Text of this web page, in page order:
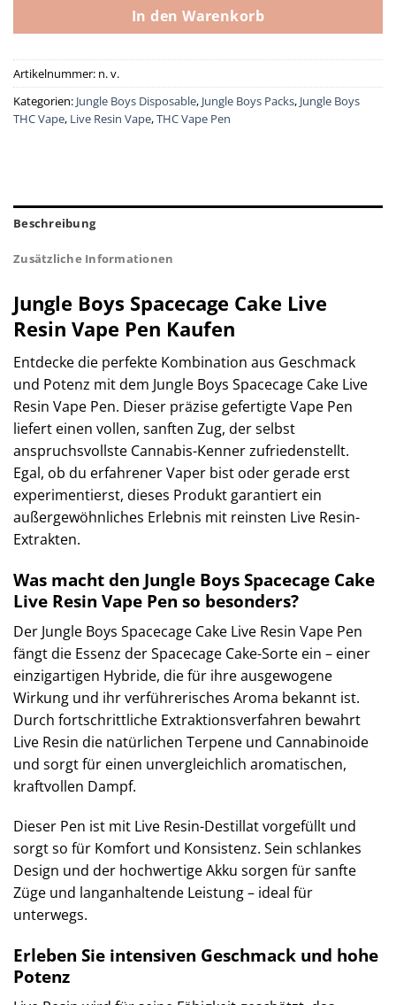
In den Warenkorb
Artikelnummer: n. v.
Kategorien: Jungle Boys Disposable, Jungle Boys Packs, Jungle Boys
THC Vape, Live Resin Vape,THC Vape Pen
Beschreibung
Zusätzliche Informationen
Jungle Boys Spacecage Cake Live
Resin Vape Pen Kaufen
Entdecke die perfekte Kombination aus Geschmack
und Potenz mit dem Jungle Boys Spacecage Cake Live
Resin Vape Pen. Dieser präzise gefertigte Vape Pen
liefert einen vollen, sanften Zug, der selbst
anspruchsvollste Cannabis-Kenner zufriedenstellt.
Egal, ob du erfahrener Vaper bist oder gerade erst
experimentierst, dieses Produkt garantiert ein
außergewöhnliches Erlebnis mit reinsten Live Resin-
Extrakten.
Was macht den Jungle Boys Spacecage Cake
Live Resin Vape Pen so besonders?
Der Jungle Boys Spacecage Cake Live Resin Vape Pen
fängt die Essenz der Spacecage Cake-Sorte ein – einer
einzigartigen Hybride, die für ihre ausgewogene
Wirkung und ihr verführerisches Aroma bekannt ist.
Durch fortschrittliche Extraktionsverfahren bewahrt
Live Resin die natürlichen Terpene und Cannabinoide
und sorgt für einen unvergleichlich aromatischen,
kraftvollen Dampf.
Dieser Pen ist mit Live Resin-Destillat vorgefüllt und
sorgt so für Komfort und Konsistenz. Sein schlankes
Design und der hochwertige Akku sorgen für sanfte
Züge und langanhaltende Leistung – ideal für
unterwegs.
Erleben Sie intensiven Geschmack und hohe
Potenz